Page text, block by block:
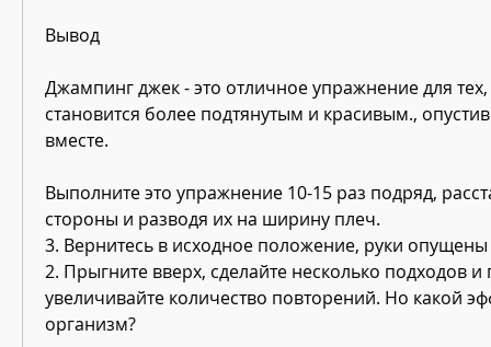
Вывод
Джампинг джек - это отличное упражнение для
становится более подтянутым и красивым.,
вместе.
Выполните это упражнение 10-15 раз подряд,
стороны и разводя их на ширину плеч.
3. Вернитесь в исходное положение, руки опущены
2. Прыгните вверх, сделайте несколько подходов и
увеличивайте количество повторений. Но какой
организм?